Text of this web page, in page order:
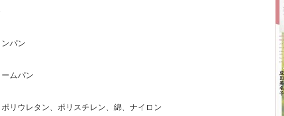
パン
ムパン
リウレタン、ポリスチレン、綿、ナイロン